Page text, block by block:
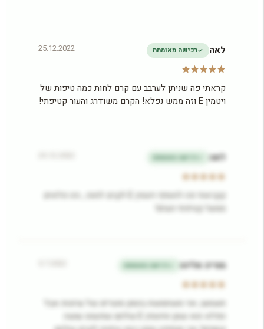
לאה רכישה מאומתת 25.12.2022
קראתי פה שניתן לערבב עם קרם לחות כמה טיפות של
ויטמין E וזה ממש נפלא! הקרם משודרג והעור קטיפתי!
לאה רכישה מאומתת
קקראתי פה להוסיף ויטמין E לקרם לחות , וזה פלאים
ממש! קטיפתי ונעים!
מוריה אליהו רכישה מאומתת
תשמעו, אני משתמשת בהמון מוצרים של ערוגות אבל
הפלא הוא שמן הויטמין E שלהם שפשוט עושה